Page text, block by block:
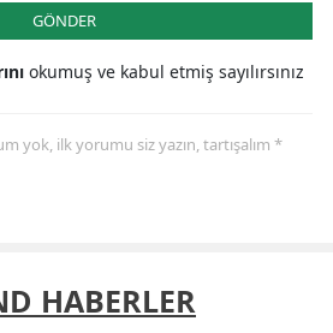
GÖNDER
okumuş ve kabul etmiş sayılırsınız
yok, ilk yorumu siz yazın, tartışalım *
HABERLER